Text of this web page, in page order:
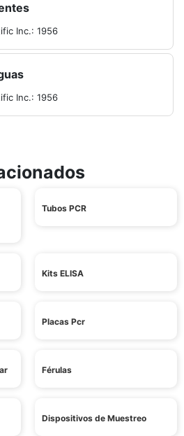
Inc.: 1956
Inc.: 1956
Tubos PCR
Kits ELISA
Placas Pcr
Férulas
Dispositivos de Muestreo